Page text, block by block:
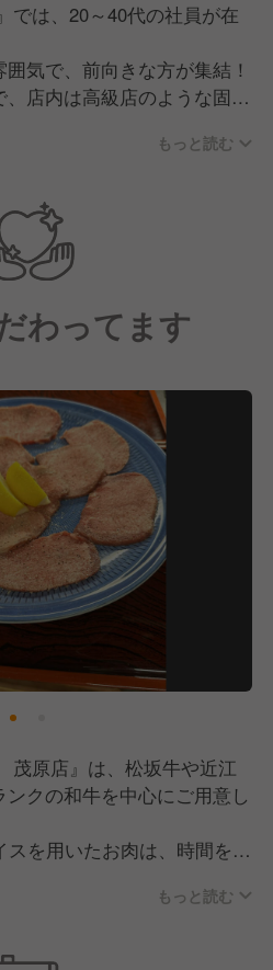
では、20～40代の社員が在
気で、前向きな方が集結！
店内は高級店のような固い
た方も多数在籍しており、
ら現場で活躍されていま
もっと読む
わってます
茂原店』は、松坂牛や近江
クの和牛を中心にご用意し
を用いたお肉は、時間をか
を持つ当店では、肉のタレや
しっかりと身に付けられま
もっと読む